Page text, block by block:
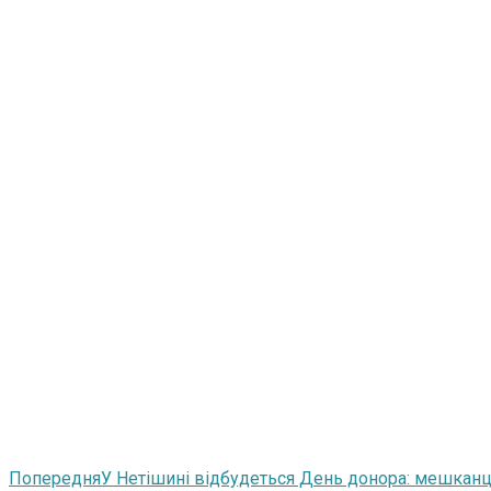
ПопередняУ Нетішині відбудеться День донора: